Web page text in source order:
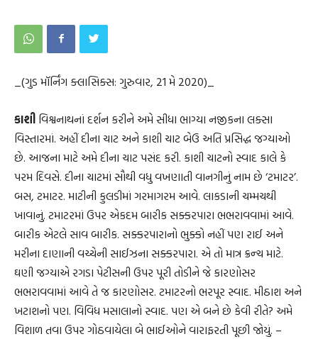
_(ગુડ મૉર્નિંગ ક્લાસિક્સ: ગુરુવાર, 21 મે 2020)_
કાશી વિશ્વનાથનાં દર્શન કરીને અમે સીધા ભાગ્યા નજીકના લક્સા
વિસ્તારમાં. અહીં દીના ચાટ અને કાશી ચાટ બેઉ અતિ પ્રસિદ્ધ જગ્યાઓ
છે. આજના માટે અમે દીના ચાટ પસંદ કરી. કાશી ચાટનો સ્વાદ કાલે કે
પરમ દિવસે. દીના ચાટમાં સૌથી વધુ વખણાતી વાનગીનું નામ છે ‘ટમાટર’.
બસ, ટમાટર. માટીની કુલડીમાં ગરમાગરમ આવે. લાકડાની ચમ્મચથી
ખાવાનું. ટમાટરમાં ઉપર એકદમ બારીક સક્કરપારા ભભરાવવામાં આવે.
બારીક એટલે સાવ બારીક. સક્કરપારાનો ભુક્કો નહીં પણ રાઈ અને
મરીના દાણાની વચ્ચેની સાઈઝના સક્કરપારા. એ તો માત્ર ક્રન્ચ માટે.
ઘણી જગ્યાએ રગડા પેટીસની ઉપર પૂરી તોડીને જે કારણોસર
ભભરાવવામાં આવે તે જ કારણોસર. ટમાટરનો ભરપૂર સ્વાદ. મીઠાશ અને
ખટાશનો પણ. વિવિધ મસાલાનો સ્વાદ. પણ એ બને છે કેવી રીતે? અમે
વિશાળ તવા ઉપર ગોઠવાયેલા બે ભાઈઓને વારાફરતી પૂછી જોયું. –